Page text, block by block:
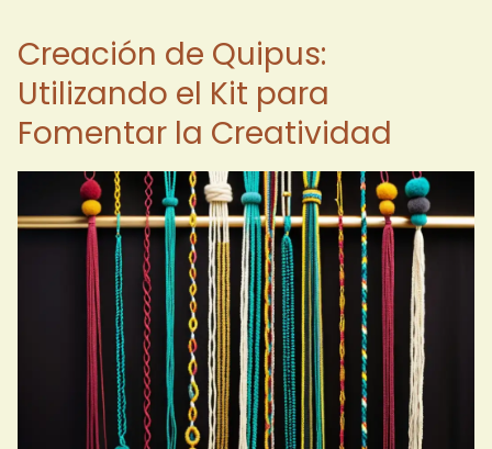
Creación de Quipus:
Utilizando el Kit para
Fomentar la Creatividad